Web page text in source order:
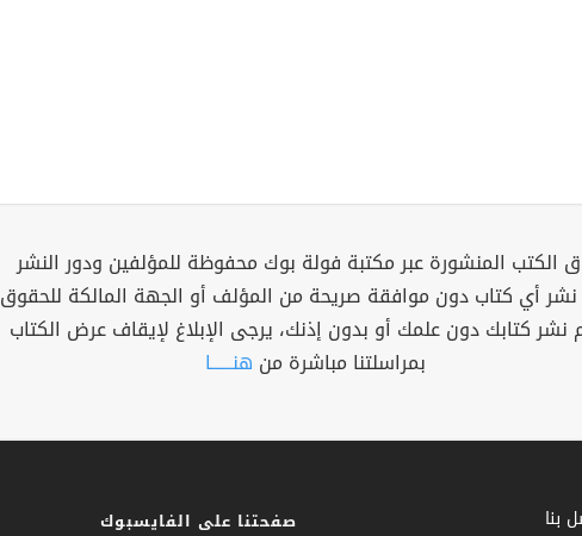
الكتب المنشورة عبر مكتبة فولة بوك محفوظة للمؤلفين ودور النشر
نشر أي كتاب دون موافقة صريحة من المؤلف أو الجهة المالكة للحقوق
نشر كتابك دون علمك أو بدون إذنك، يرجى الإبلاغ لإيقاف عرض الكتاب
بمراسلتنا مباشرة من هنــــــا
بنا صفحتنا على الفايسبوك